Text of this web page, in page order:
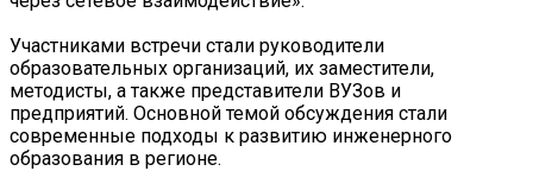
Участниками встречи стали руководители
образовательных организаций, их заместители,
методисты, а также представители ВУЗов и
предприятий. Основной темой обсуждения стали
современные подходы к развитию инженерного
образования в регионе.